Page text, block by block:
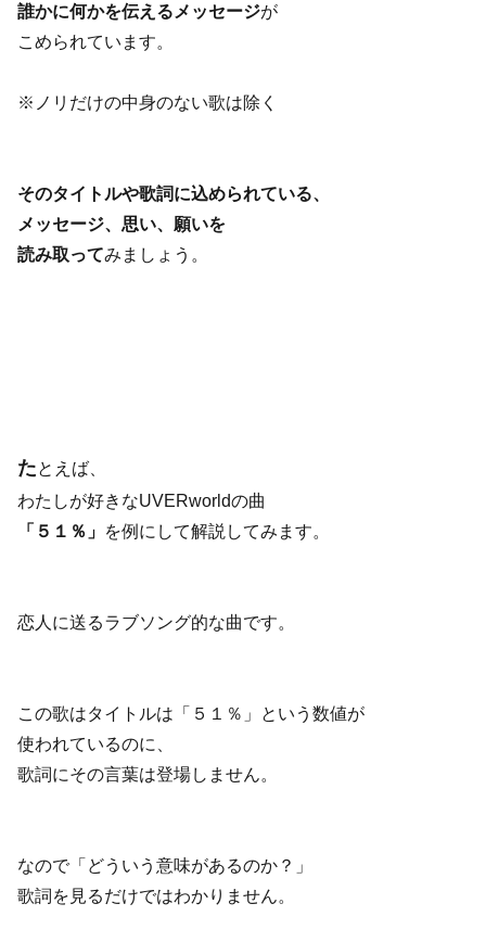
誰かに何かを伝えるメッセージが
こめられています。
※ノリだけの中身のない歌は除く
そのタイトルや歌詞に込められている、
メッセージ、思い、願いを
読み取ってみましょう。
たとえば、
わたしが好きなUVERworldの曲
「５１％」 を例にして解説してみます。
恋人に送るラブソング的な曲です。
この歌はタイトルは「５１％」という数値が
使われているのに、
歌詞にその言葉は登場しません。
なので「どういう意味があるのか？」
歌詞を見るだけではわかりません。